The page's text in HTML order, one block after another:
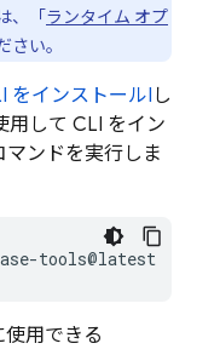
、「ランタイム オプ
さい。
をインストールI し
用して CLI をイン
ンドを実行しま
用できる